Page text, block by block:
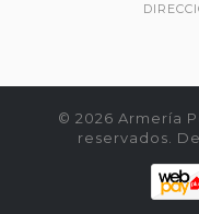
© 2026 Armería
reservados.